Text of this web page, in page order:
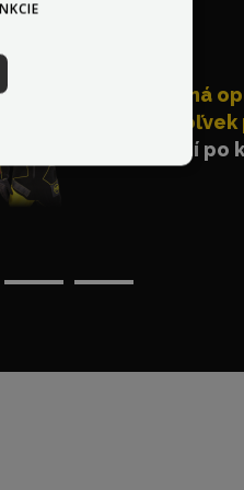
Bezplatná
do 30 dní